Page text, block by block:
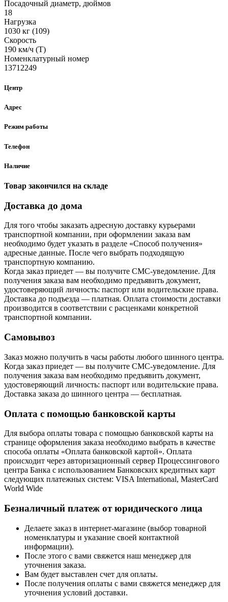
Посадочный диаметр, дюймов
18
Нагрузка
1030 кг (109)
Скорость
190 км/ч (T)
Номенклатурный номер
13712249
Центр
Адрес
Режим работы
Телефон
Наличие
Товар закончился на складе
Доставка до дома
Для того чтобы заказать адресную доставку курьерами
транспортной компании, при оформлении заказа вам
необходимо будет указать в разделе «Способ получения»
адресные данные. После чего выбрать подходящую
транспортную компанию.
Когда заказ приедет — вы получите СМС-уведомление. Для
получения заказа вам необходимо предъявить документ,
удостоверяющий личность: паспорт или водительские права.
Доставка до подъезда — платная. Оплата стоимости доставки
производится в соответствии с расценками конкретной
транспортной компании.
Самовывоз
Заказ можно получить в часы работы любого шинного центра.
Когда заказ приедет — вы получите СМС-уведомление. Для
получения заказа вам необходимо предъявить документ,
удостоверяющий личность: паспорт или водительские права.
Доставка заказа до шинного центра — бесплатная.
Оплата с помощью банковской карты
Для выбора оплаты товара с помощью банковской карты на
странице оформления заказа необходимо выбрать в качестве
способа оплаты «Оплата банковской картой». Оплата
происходит через авторизационный сервер Процессингового
центра Банка с использованием Банковских кредитных карт
следующих платежных систем: VISA International, MasterCard
World Wide
Безналичный платеж от юридического лица
Делаете заказ в интернет-магазине (выбор товарной
номенклатуры и указание своей контактной
информации).
После этого с вами свяжется наш менеджер для
уточнения заказа.
Вам будет выставлен счет для оплаты.
После получения оплаты с вами свяжется менеджер для
уточнения условий доставки.